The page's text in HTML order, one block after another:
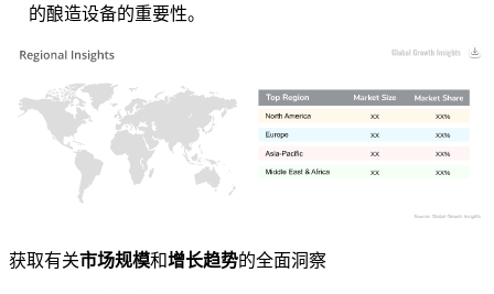
的酿造设备的重要性。
XX%
XX
XX%
XX
XX%
XX
XX%
XX
获取有关市场规模和增长趋势的全面洞察